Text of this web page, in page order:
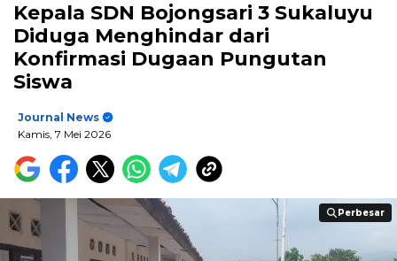
Kepala SDN Bojongsari 3 Sukaluyu
Diduga Menghindar dari
Konfirmasi Dugaan Pungutan
Siswa
Journal News
Kamis, 7 Mei 2026
Perbesar
Perbesar